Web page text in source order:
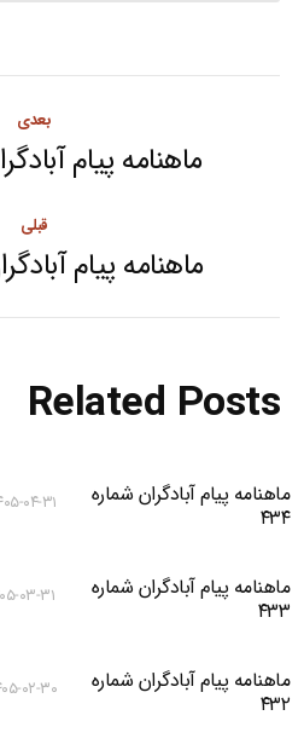
navigation
قبلی
ماهنامه پیام
بعدی
ماهنامه پیام
Related Posts
ماهنامه پیام آبادگران شماره
۴۳۴
۱۴۰۵-۰۴-
ماهنامه پیام آبادگران شماره
۴۳۳
۱۴۰۵-
ماهنامه پیام آبادگران شماره
۴۳۲
۱۴۰۵-۰۲-